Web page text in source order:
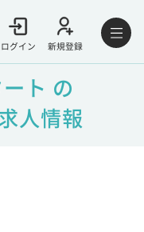
ログイン 新規登録
ト の
人情報